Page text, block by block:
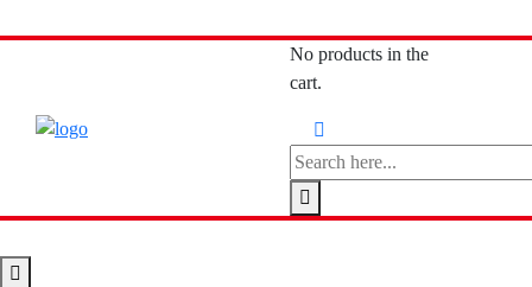
No products in the
cart.